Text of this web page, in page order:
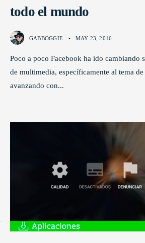
todo el mundo
GABBOGGIE • MAY 23, 2016
Poco a poco Facebook ha ido cambiando
de multimedia, específicamente al tema
avanzando con...